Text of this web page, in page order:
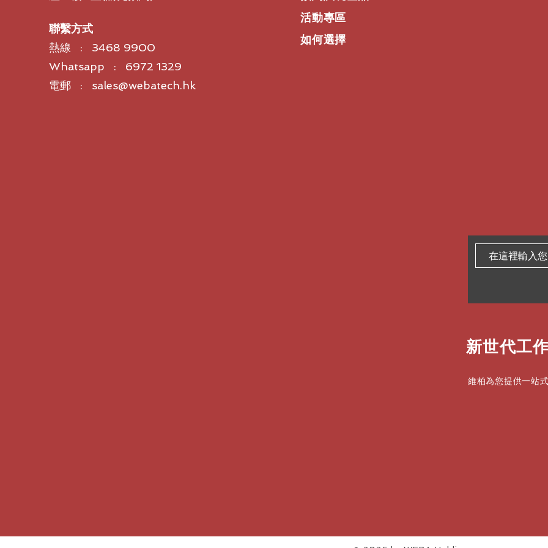
聯繫方式
熱線 : 3468 9900
Whatsapp : 6972 1329
電郵 : sales@webatech.hk
活動專區
如何選擇
新世代工
維柏為您提供一站